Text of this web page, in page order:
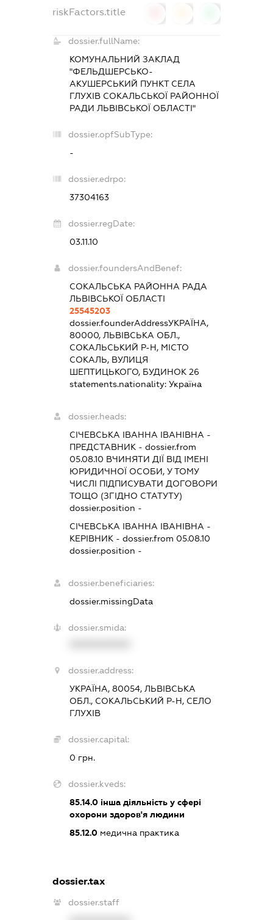
riskFactors.title
dossier.fullName:
КОМУНАЛЬНИЙ ЗАКЛАД
"ФЕЛЬДШЕРСЬКО-
АКУШЕРСЬКИЙ ПУНКТ СЕЛА
ГЛУХІВ СОКАЛЬСЬКОЇ РАЙОННОЇ
РАДИ ЛЬВІВСЬКОЇ ОБЛАСТІ"
dossier.opfSubType:
-
dossier.edrpo:
37304163
dossier.regDate:
03.11.10
dossier.foundersAndBenef:
СОКАЛЬСЬКА РАЙОННА РАДА
ЛЬВІВСЬКОЇ ОБЛАСТІ
25545203
dossier.founderAddressУКРАЇНА,
80000, ЛЬВІВСЬКА ОБЛ.,
СОКАЛЬСЬКИЙ Р-Н, МІСТО
СОКАЛЬ, ВУЛИЦЯ
ШЕПТИЦЬКОГО, БУДИНОК 26
statements.nationality:Україна
dossier.heads:
СІЧЕВСЬКА ІВАННА ІВАНІВНА -
ПРЕДСТАВНИК - dossier.from
05.08.10 ВЧИНЯТИ ДІЇ ВІД ІМЕНІ
ЮРИДИЧНОЇ ОСОБИ, У ТОМУ
ЧИСЛІ ПІДПИСУВАТИ ДОГОВОРИ
ТОЩО (ЗГІДНО СТАТУТУ)
dossier.position -
СІЧЕВСЬКА ІВАННА ІВАНІВНА -
КЕРІВНИК - dossier.from 05.08.10
dossier.position -
dossier.beneficiaries:
dossier.missingData
dossier.smida:
dossier.address:
УКРАЇНА, 80054, ЛЬВІВСЬКА
ОБЛ., СОКАЛЬСЬКИЙ Р-Н, СЕЛО
ГЛУХІВ
dossier.capital:
0 грн.
dossier.kveds:
85.14.0 інша діяльність у сфері
охорони здоров'я людини
85.12.0 медична практика
dossier.tax
dossier.staff